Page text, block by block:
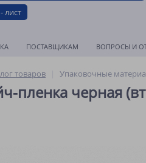
лист
ПОСТАВЩИКАМ ВОПРОСЫ И
товаров Упаковочные
пленка черная